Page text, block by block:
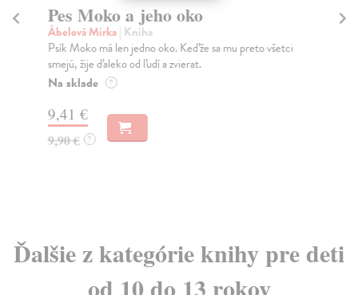
Pes Moko a jeho oko
Ábelová Mirka| Kniha
Psík Moko má len jedno oko. Keďže sa mu preto všetci
smejú, žije ďaleko od ľudí a zvierat.
Na sklade ?
9,41 €
9,90 € ?
Ďalšie z kategórie knihy pre deti
od 10 do 13 rokov